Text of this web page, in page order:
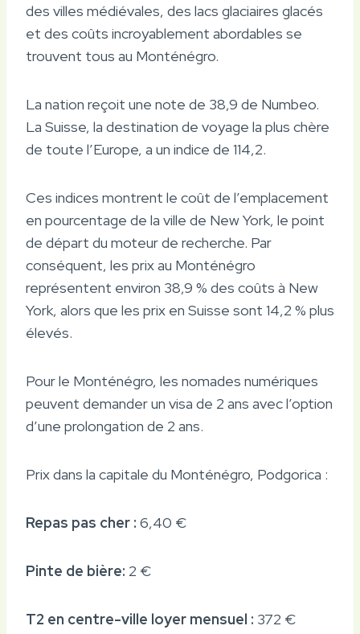
des villes médiévales, des lacs glaciaires glacés
et des coûts incroyablement abordables se
trouvent tous au Monténégro.
La nation reçoit une note de 38,9 de Numbeo.
La Suisse, la destination de voyage la plus chère
de toute l’Europe, a un indice de 114,2.
Ces indices montrent le coût de l’emplacement
en pourcentage de la ville de New York, le point
de départ du moteur de recherche. Par
conséquent, les prix au Monténégro
représentent environ 38,9 % des coûts à New
York, alors que les prix en Suisse sont 14,2 % plus
élevés.
Pour le Monténégro, les nomades numériques
peuvent demander un visa de 2 ans avec l’option
d’une prolongation de 2 ans.
Prix ​​dans la capitale du Monténégro, Podgorica :
Repas pas cher : 6,40 €
Pinte de bière: 2 €
T2 en centre-ville loyer mensuel : 372 €